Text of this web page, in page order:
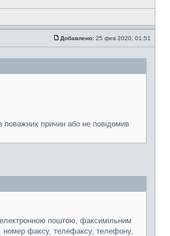
Добавлено: 25 фев 2020, 01:51
поважних причин або не повідомив
електронною поштою, факсимільним
номер факсу, телефаксу, телефону,